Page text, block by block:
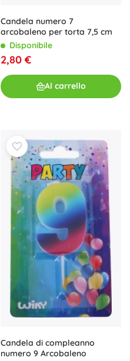
Candela numero 7
arcobaleno per torta 7,5 cm
Disponibile
2,80 €
Al carrello
Candela di compleanno
numero 9 Arcobaleno